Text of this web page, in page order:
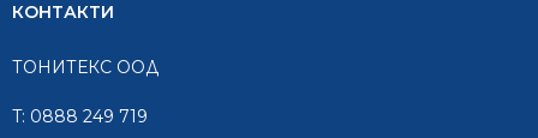
КОНТАКТИ
ТОНИТЕКС ООД
T: 0888 249 719